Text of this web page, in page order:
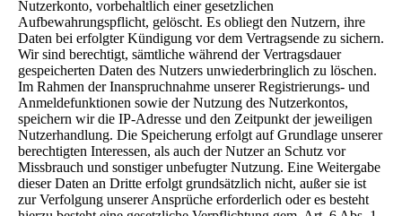
Nutzerkonto, vorbehaltlich einer gesetzlichen
Aufbewahrungspflicht, gelöscht. Es obliegt den Nutzern, ihre
Daten bei erfolgter Kündigung vor dem Vertragsende zu sichern.
Wir sind berechtigt, sämtliche während der Vertragsdauer
gespeicherten Daten des Nutzers unwiederbringlich zu löschen.
Im Rahmen der Inanspruchnahme unserer Registrierungs- und
Anmeldefunktionen sowie der Nutzung des Nutzerkontos,
speichern wir die IP-Adresse und den Zeitpunkt der jeweiligen
Nutzerhandlung. Die Speicherung erfolgt auf Grundlage unserer
berechtigten Interessen, als auch der Nutzer an Schutz vor
Missbrauch und sonstiger unbefugter Nutzung. Eine Weitergabe
dieser Daten an Dritte erfolgt grundsätzlich nicht, außer sie ist
zur Verfolgung unserer Ansprüche erforderlich oder es besteht